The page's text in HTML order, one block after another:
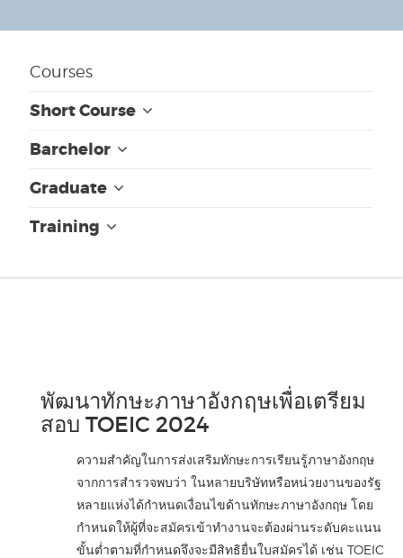
Courses
Short Course
Barchelor
Graduate
Training
พัฒนาทักษะภาษาอังกฤษเพื่อเตรียม
สอบ TOEIC 2024
ความสำคัญในการส่งเสริมทักษะการเรียนรู้ภาษาอังกฤษ
จากการสำรวจพบว่า ในหลายบริษัทหรือหน่วยงานของรัฐ
หลายแห่งได้กำหนดเงื่อนไขด้านทักษะภาษาอังกฤษ โดย
กำหนดให้ผู้ที่จะสมัครเข้าทำงานจะต้องผ่านระดับคะแนน
ขั้นต่ำตามที่กำหนดจึงจะมีสิทธิยื่นใบสมัครได้ เช่น TOEIC